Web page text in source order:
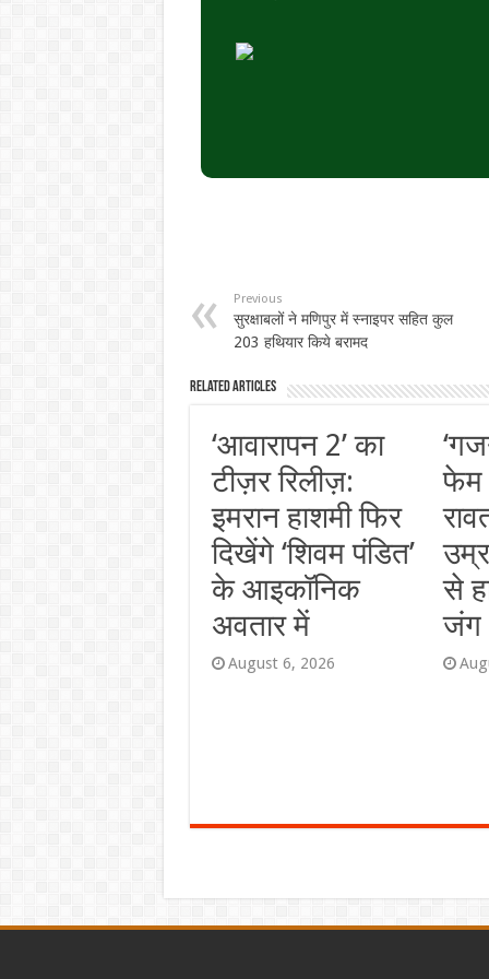
Previous
सुरक्षाबलों ने मणिपुर में स्नाइपर सहित कुल
203 हथियार किये बरामद
Related Articles
‘आवारापन 2’ का
टीज़र रिलीज़:
इमरान हाशमी फिर
दिखेंगे ‘शिवम पंडित’
के आइकॉनिक
अवतार में
August 6, 2026
फेम
से
जंग